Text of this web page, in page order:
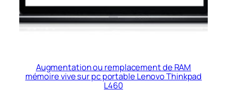
Augmentation ou remplacement de RAM
mémoire vive sur pc portable Lenovo Thinkpad
L460